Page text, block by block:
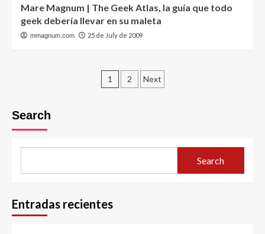
Mare Magnum | The Geek Atlas, la guía que todo
geek debería llevar en su maleta
mmagnum.com 25 de July de 2009
Posts
1 2 Next
Search
Search
Entradas recientes